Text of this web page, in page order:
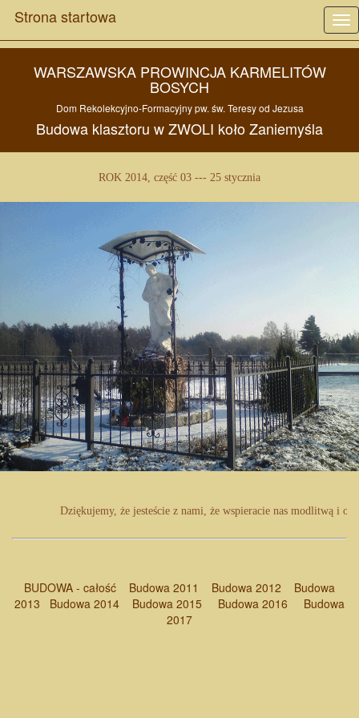
Strona startowa
WARSZAWSKA PROWINCJA KARMELITÓW
BOSYCH
Dom Rekolekcyjno-Formacyjny pw. św. Teresy od Jezusa
Budowa klasztoru wZWOLI kołoZaniemyśla
ROK 2014, część 03 --- 25 stycznia
Dziękujemy, że jesteście z nami, że wspieracie nas modlitwą i
BUDOWA - całość Budowa 2011 Budowa 2012
Budowa
2013
Budowa 2014 Budowa 2015 Budowa 2016
Budowa
2017